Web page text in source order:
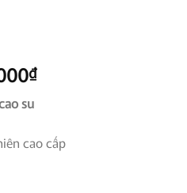
₫Giá
là:
2,650,000₫.
su
cao cấp